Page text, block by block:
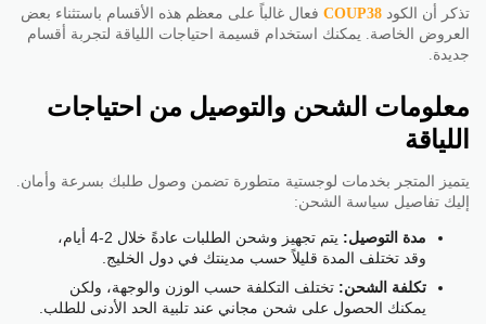
تذكر أن الكود COUP38 فعال غالباً على معظم هذه الأقسام باستثناء بعض
العروض الخاصة. يمكنك استخدام قسيمة احتياجات اللياقة لتجربة أقسام
جديدة.
معلومات الشحن والتوصيل من احتياجات
اللياقة
يتميز المتجر بخدمات لوجستية متطورة تضمن وصول طلبك بسرعة وأمان.
إليك تفاصيل سياسة الشحن:
مدة التوصيل:
يتم تجهيز وشحن الطلبات عادةً خلال 2-4 أيام،
وقد تختلف المدة قليلاً حسب مدينتك في دول الخليج.
تكلفة الشحن: تختلف التكلفة حسب الوزن والوجهة، ولكن
يمكنك الحصول على شحن مجاني عند تلبية الحد الأدنى للطلب.